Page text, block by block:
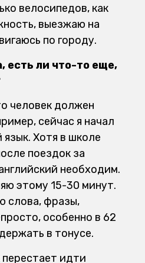
велосипедов, как
выезжаю на
по городу.
есть ли что-то еще,
человек должен
сейчас я начал
язык. Хотя в школе
поездок за
необходим.
этому 15-30 минут.
слова, фразы,
особенно в 62
в тонусе.
перестает идти